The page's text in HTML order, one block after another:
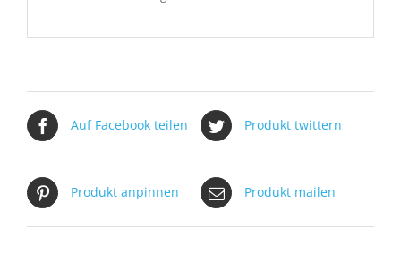
Auf Facebook teilen Produkt twittern
Produkt anpinnen Produkt mailen